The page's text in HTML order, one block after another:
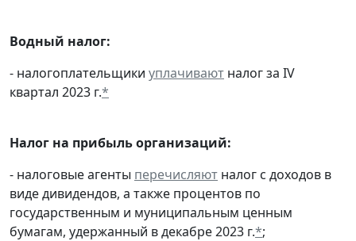
Водный налог:
- налогоплательщики уплачивают налог за IV
квартал 2023 г.*
Налог на прибыль организаций:
- налоговые агенты перечисляют налог с доходов в
виде дивидендов, а также процентов по
государственным и муниципальным ценным
бумагам, удержанный в декабре 2023 г.*;